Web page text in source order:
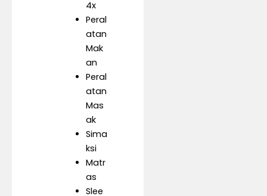
4x
Peral
atan
Mak
an
Peral
atan
Mas
ak
Sima
ksi
Matr
as
Slee